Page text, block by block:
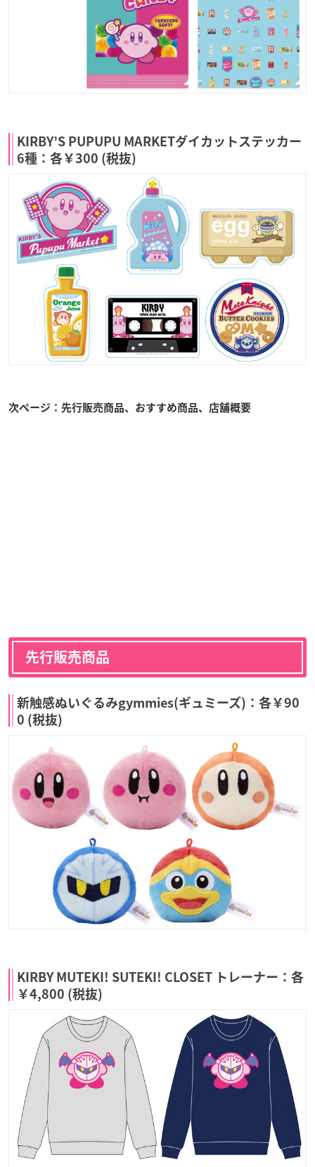
KIRBY’S PUPUPU MARKETダイカットステッカー
6種：各￥300 (税抜)
次ページ：先行販売商品、おすすめ商品、店舗概要
先行販売商品
新触感ぬいぐるみgymmies(ギュミーズ)：各￥90
0 (税抜)
KIRBY MUTEKI! SUTEKI! CLOSET トレーナー：各
￥4,800 (税抜)